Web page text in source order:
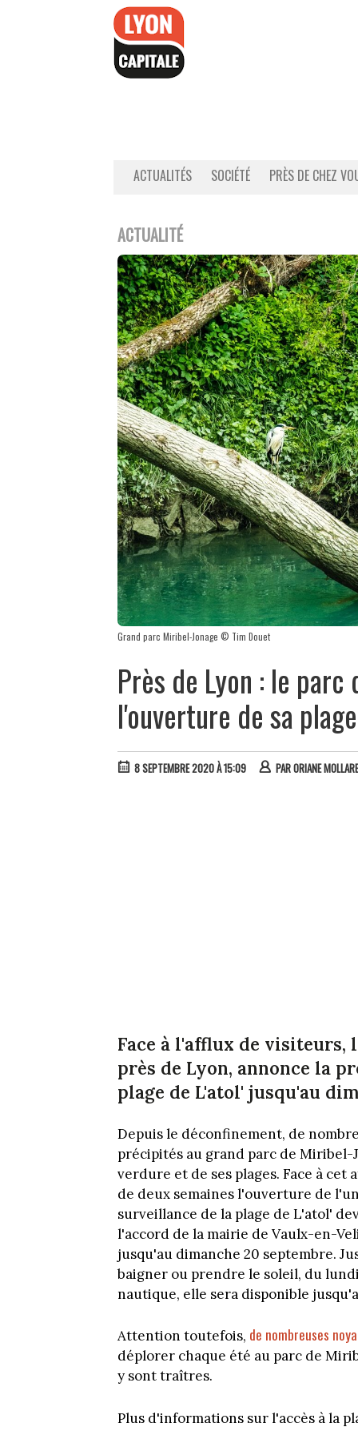
ACTUALITÉS SOCIÉTÉ PRÈS DE CHEZ
ACTUALITÉ
Grand parc Miribel-Jonage © Tim Douet
Près de Lyon : le
l'ouverture de sa
8 SEPTEMBRE 2020 À 15:09 PARORIANE
Face à l'afflux de visiteurs,
près de Lyon, annonce la
plage de L'atol' jusqu'au
Depuis le déconfinement, de
précipités au grand parc de
verdure et de ses plages. Face à
de deux semaines l'ouverture de
surveillance de la plage de L'atol'
l'accord de la mairie de Vaulx-en-
jusqu'au dimanche 20 septembre.
baigner ou prendre le soleil, du
nautique, elle sera disponible
Attention toutefois, de nombreuses
déplorer chaque été au parc de
y sont traîtres.
Plus d'informations sur l'accès à la